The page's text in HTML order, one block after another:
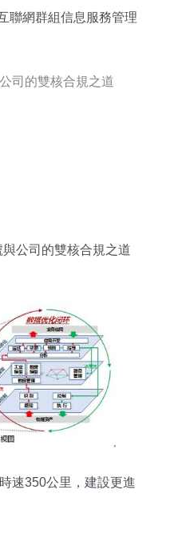
聯網群組信息服務管理
公司的雙核合規之道
速350公里，建設更進